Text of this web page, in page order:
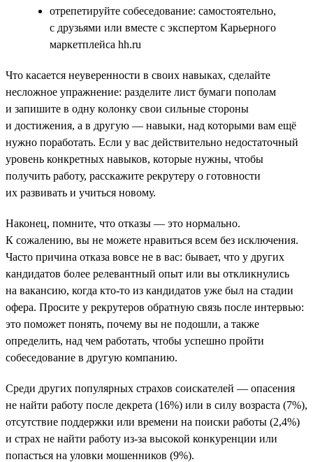
отрепетируйте собеседование: самостоятельно,
с друзьями или вместе с экспертом Карьерного
маркетплейса hh.ru
Что касается неуверенности в своих навыках, сделайте
несложное упражнение: разделите лист бумаги пополам
и запишите в одну колонку свои сильные стороны
и достижения, а в другую — навыки, над которыми вам ещё
нужно поработать. Если у вас действительно недостаточный
уровень конкретных навыков, которые нужны, чтобы
получить работу, расскажите рекрутеру о готовности
их развивать и учиться новому.
Наконец, помните, что отказы — это нормально.
К сожалению, вы не можете нравиться всем без исключения.
Часто причина отказа вовсе не в вас: бывает, что у других
кандидатов более релевантный опыт или вы откликнулись
на вакансию, когда кто-то из кандидатов уже был на стадии
офера. Просите у рекрутеров обратную связь после интервью:
это поможет понять, почему вы не подошли, а также
определить, над чем работать, чтобы успешно пройти
собеседование в другую компанию.
Среди других популярных страхов соискателей — опасения
не найти работу после декрета (16%) или в силу возраста (7%),
отсутствие поддержки или времени на поиски работы (2,4%)
и страх не найти работу из-за высокой конкуренции или
попасться на уловки мошенников (9%).